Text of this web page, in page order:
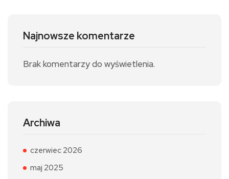
Najnowsze komentarze
Brak komentarzy do wyświetlenia.
Archiwa
czerwiec 2026
maj 2025